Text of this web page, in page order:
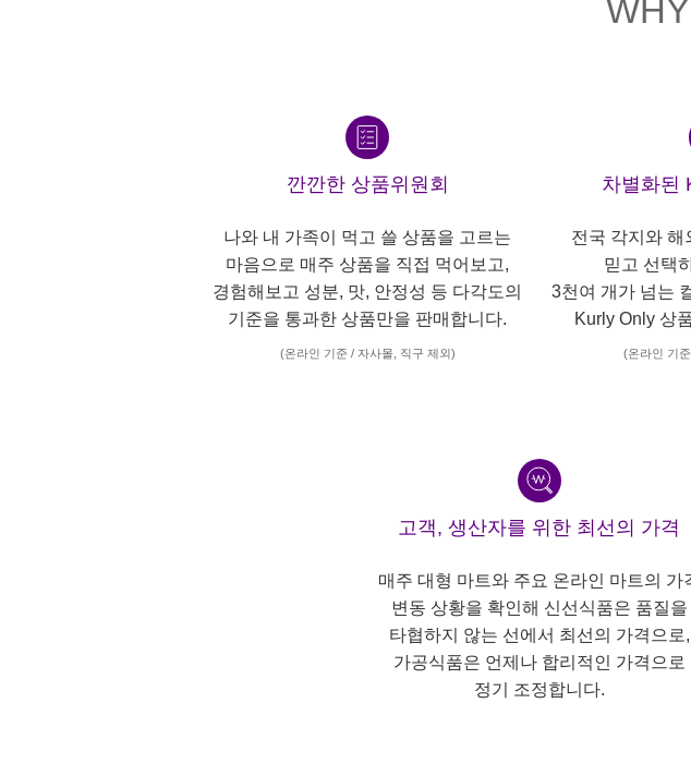
깐깐한 상품위원회
나와 내 가족이 먹고 쓸 상품을 고르는
마음으로 매주 상품을 직접 먹어보고,
경험해보고 성분, 맛, 안정성 등 다각도의
기준을 통과한 상품만을 판매합니다.
(온라인 기준 / 자사몰, 직구 제외)
차별화된
전국 각지와 해
믿고 선택
3천여 개가 넘는
Kurly Only 상
(온라인 기
고객, 생산자를 위한 최선의 가격
매주 대형 마트와 주요 온라인 마트의 가
변동 상황을 확인해 신선식품은 품질을
타협하지 않는 선에서 최선의 가격으로,
가공식품은 언제나 합리적인 가격으로
정기 조정합니다.